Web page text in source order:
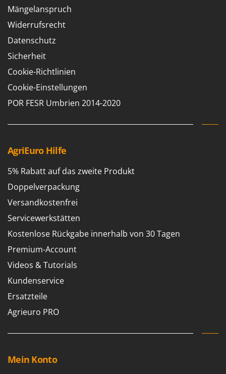
Mängelanspruch
Widerrufsrecht
Datenschutz
Sicherheit
Cookie-Richtlinien
Cookie-Einstellungen
POR FESR Umbrien 2014-2020
AgriEuro Hilfe
5% Rabatt auf das zweite Produkt
Doppelverpackung
Versandkostenfrei
Servicewerkstätten
Kostenlose Rückgabe innerhalb von 30 Tagen
Premium-Account
Videos & Tutorials
Kundenservice
Ersatzteile
Agrieuro PRO
Mein Konto